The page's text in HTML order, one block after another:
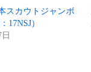
スカウトジャンボ
17NSJ）